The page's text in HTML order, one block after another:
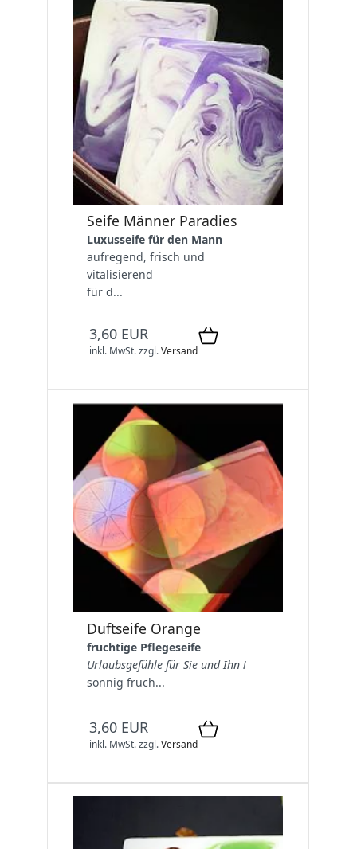
Seife Männer Paradies
Luxusseife für den Mann
aufregend, frisch und
vitalisierend
für d...
3,60 EUR
inkl. MwSt.zzgl.Versand
Duftseife Orange
fruchtige Pflegeseife
Urlaubsgefühle für Sie und Ihn !
sonnig fruch...
3,60 EUR
inkl. MwSt.zzgl.Versand